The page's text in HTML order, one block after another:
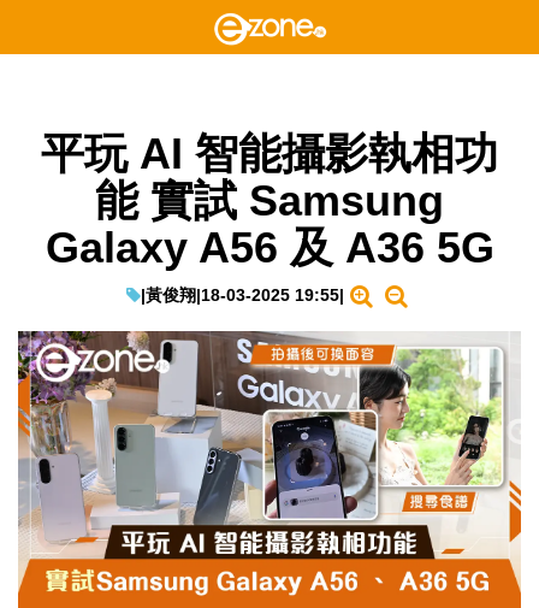
平玩 AI 智能攝影執相功
能 實試 Samsung
Galaxy A56 及 A36 5G
|黃俊翔|18-03-2025 19:55|